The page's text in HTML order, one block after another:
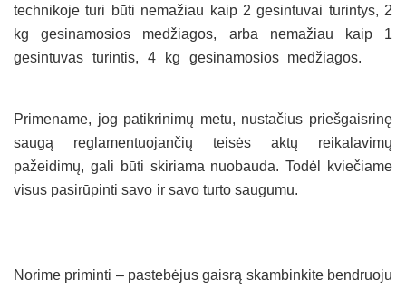
technikoje turi būti nemažiau kaip 2 gesintuvai turintys, 2
kg gesinamosios medžiagos, arba nemažiau kaip 1
gesintuvas turintis, 4 kg gesinamosios medžiagos.
Primename, jog patikrinimų metu, nustačius priešgaisrinę
saugą reglamentuojančių teisės aktų reikalavimų
pažeidimų, gali būti skiriama nuobauda. Todėl kviečiame
visus pasirūpinti savo ir savo turto saugumu.
Norime priminti – pastebėjus gaisrą skambinkite bendruoju